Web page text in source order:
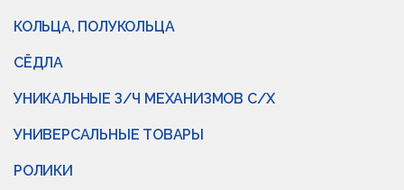
КОЛЬЦА, ПОЛУКОЛЬЦА
СЁДЛА
УНИКАЛЬНЫЕ З/Ч МЕХАНИЗМОВ С/Х
УНИВЕРСАЛЬНЫЕ ТОВАРЫ
РОЛИКИ